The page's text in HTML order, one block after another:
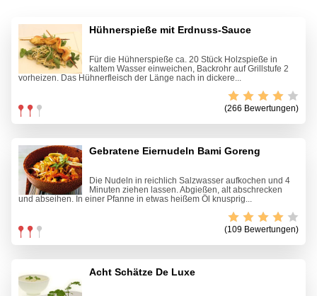
Hühnerspieße mit Erdnuss-Sauce
Für die Hühnerspieße ca. 20 Stück Holzspieße in
kaltem Wasser einweichen, Backrohr auf Grillstufe 2
vorheizen. Das Hühnerfleisch der Länge nach in dickere...
(266 Bewertungen)
Gebratene Eiernudeln Bami Goreng
Die Nudeln in reichlich Salzwasser aufkochen und 4
Minuten ziehen lassen. Abgießen, alt abschrecken
und abseihen. In einer Pfanne in etwas heißem Öl knusprig...
(109 Bewertungen)
Acht Schätze De Luxe